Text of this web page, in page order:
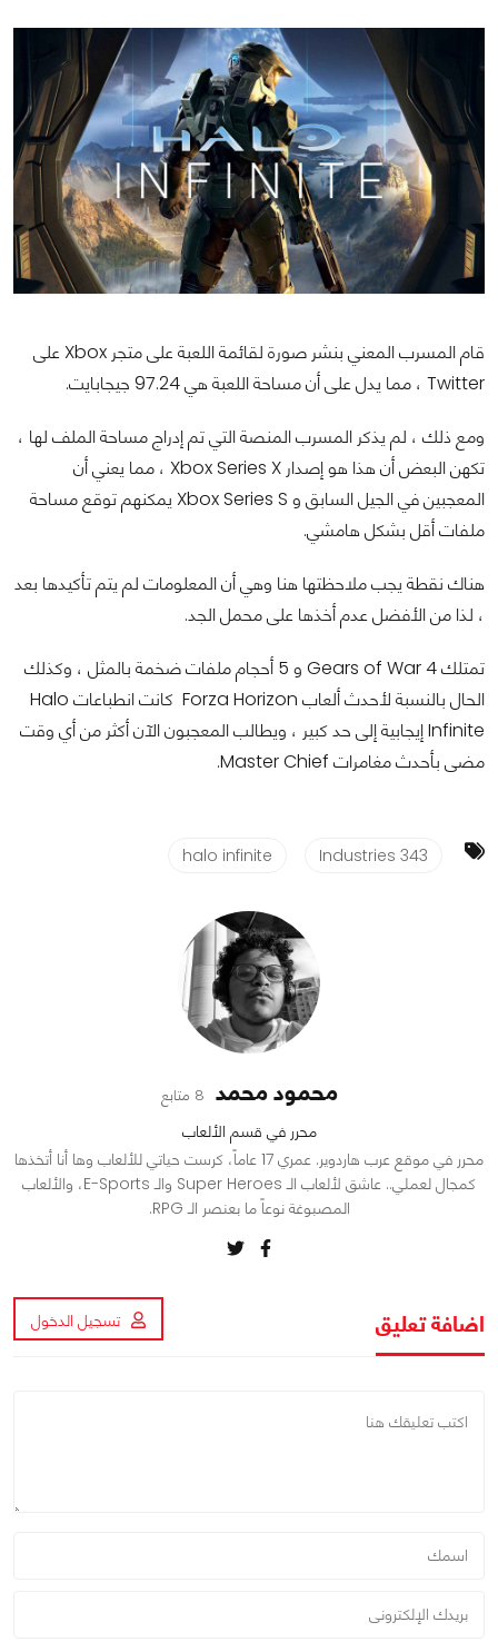
قام المسرب المعني بنشر صورة لقائمة اللعبة على متجر Xbox على
Twitter ، مما يدل على أن مساحة اللعبة هي 97.24 جيجابايت.
ومع ذلك ، لم يذكر المسرب المنصة التي تم إدراج مساحة الملف لها ،
تكهن البعض أن هذا هو إصدار Xbox Series X ، مما يعني أن
المعجبين في الجيل السابق و Xbox Series S يمكنهم توقع مساحة
ملفات أقل بشكل هامشي.
هناك نقطة يجب ملاحظتها هنا وهي أن المعلومات لم يتم تأكيدها بعد
، لذا من الأفضل عدم أخذها على محمل الجد.
تمتلك Gears of War 4 و 5 أحجام ملفات ضخمة بالمثل ، وكذلك
الحال بالنسبة لأحدث ألعاب Forza Horizon كانت انطباعات Halo
Infinite إيجابية إلى حد كبير ، ويطالب المعجبون الآن أكثر من أي وقت
مضى بأحدث مغامرات Master Chief.
343 Industries
halo infinite
محمود محمد 8 متابع
محرر في قسم الألعاب
محرر في موقع عرب هاردوير. عمري 17 عاماً، كرست حياتي للألعاب وها أنا أتخذها
كمجال لعملي.. عاشق لألعاب الـ Super Heroes والـ E-Sports، والألعاب
المصبوغة نوعاً ما بعنصر الـ RPG.
اضافة تعليق تسجيل الدخول